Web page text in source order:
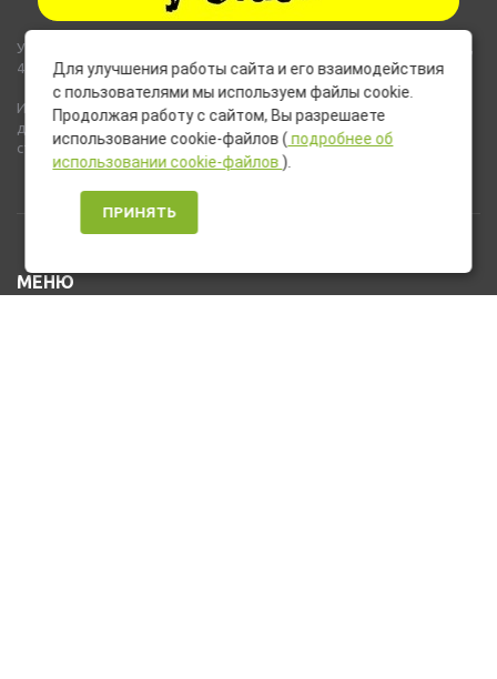
Указанные на сайте цены не являются публичной офертой (ст.435,
437 ГК РФ).
Используемые на сайте изображения товаров могут включать
дополнительное оборудование и компоненты, не входящие в
стандартную комплектацию товара.
МЕНЮ
Для улучшения работы сайта и его взаимодействия
с пользователями мы используем файлы cookie.
Продолжая работу с сайтом, Вы разрешаете
использование cookie-файлов ( подробнее об
использовании cookie-файлов ).
ПРИНЯТЬ